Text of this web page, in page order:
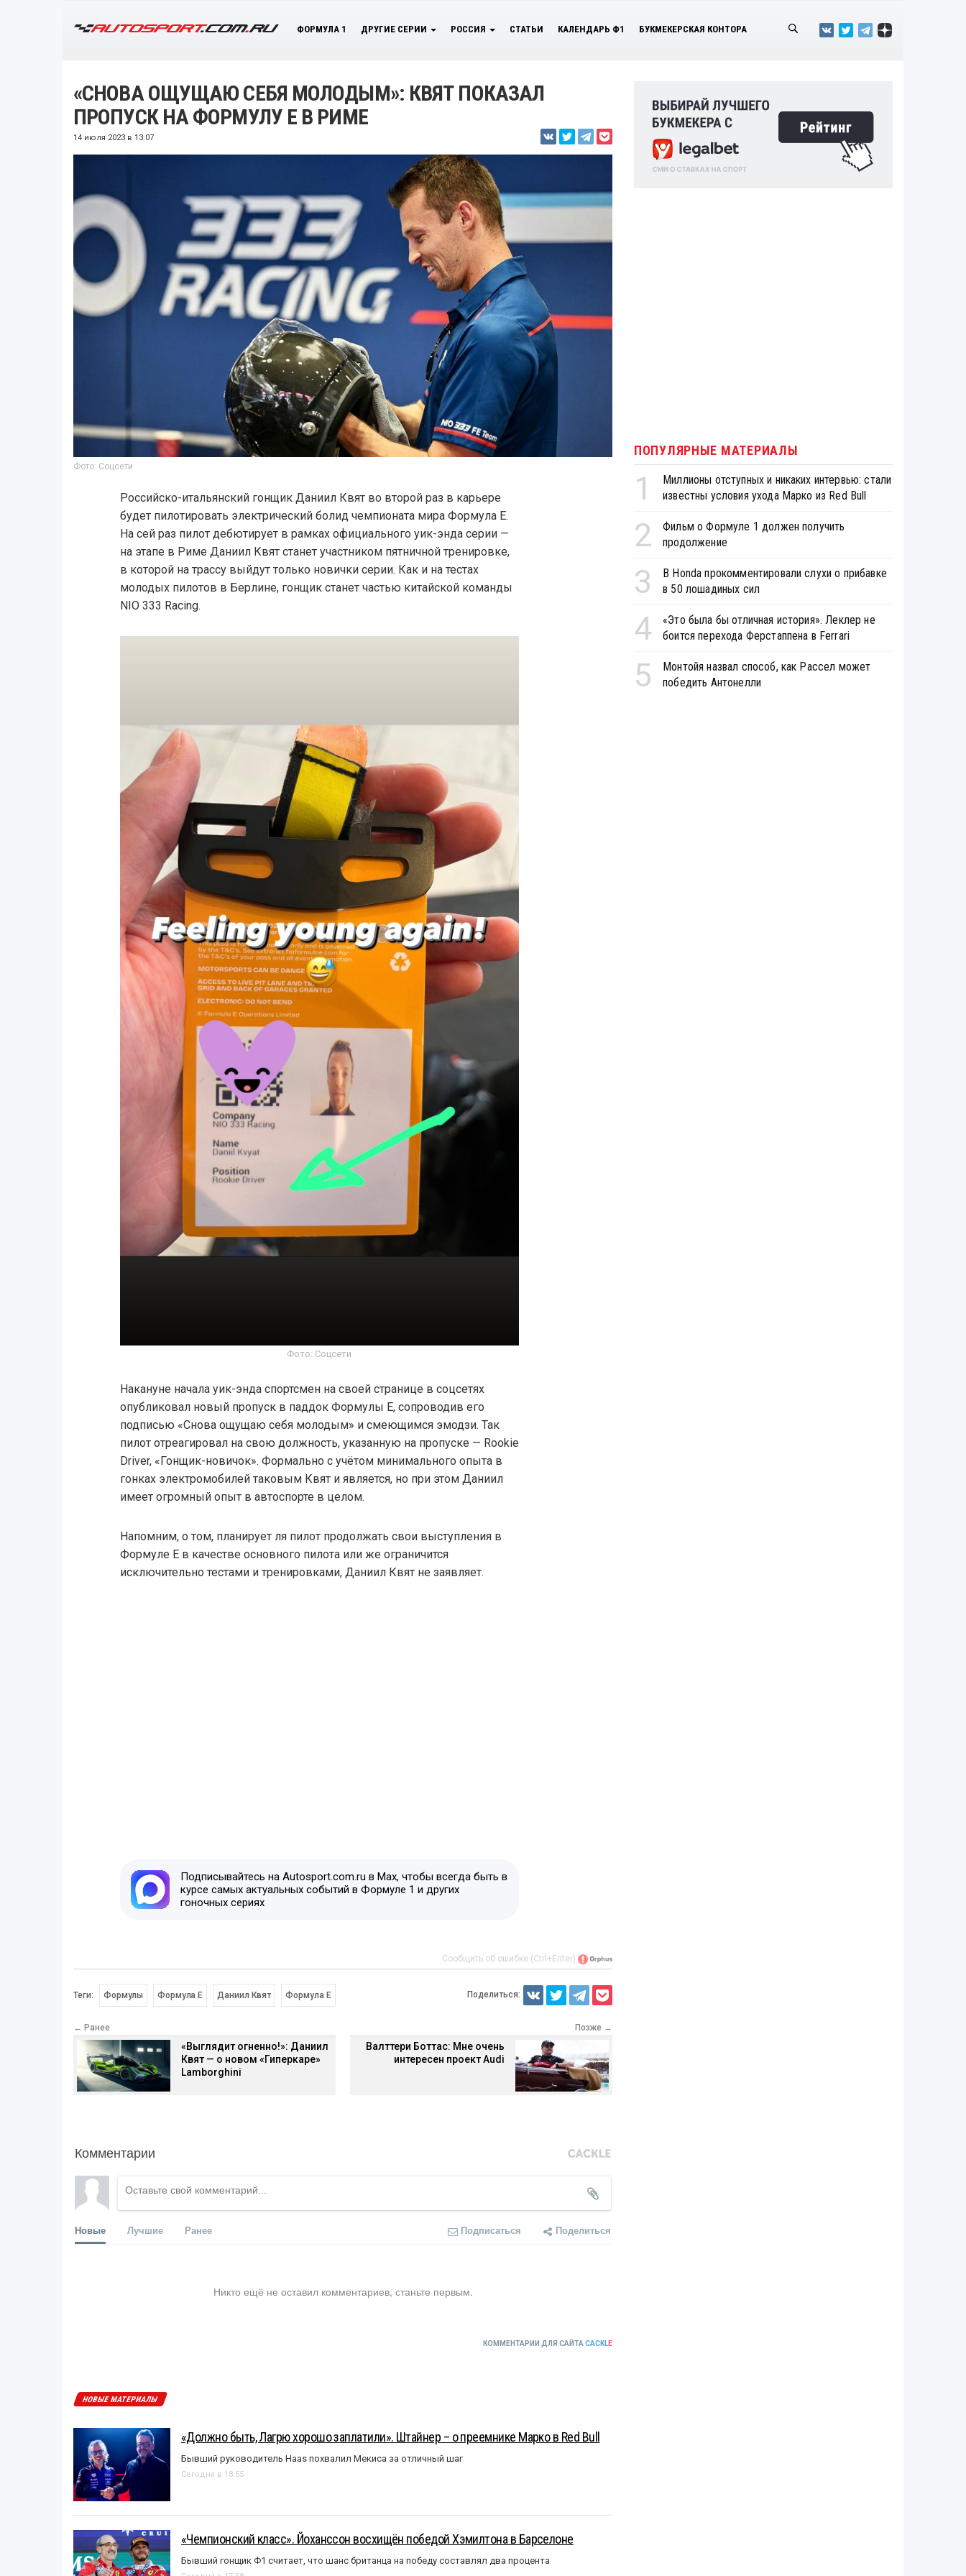
ФОРМУЛА 1 ДРУГИЕ СЕРИИ РОССИЯ СТАТЬИ КАЛЕНДАРЬ Ф1 БУКМЕКЕРСКАЯ КОНТОРА
«СНОВА ОЩУЩАЮ СЕБЯ МОЛОДЫМ»: КВЯТ ПОКАЗАЛ
ПРОПУСК НА ФОРМУЛУ Е В РИМЕ
14 июля 2023 в 13:07
Фото: Соцсети
Российско-итальянский гонщик Даниил Квят во второй раз в карьере
будет пилотировать электрический болид чемпионата мира Формула Е.
На сей раз пилот дебютирует в рамках официального уик-энда серии —
на этапе в Риме Даниил Квят станет участником пятничной тренировке,
в которой на трассу выйдут только новички серии. Как и на тестах
молодых пилотов в Берлине, гонщик станет частью китайской команды
NIO 333 Racing.
Фото: Соцсети
Накануне начала уик-энда спортсмен на своей странице в соцсетях
опубликовал новый пропуск в паддок Формулы Е, сопроводив его
подписью «Снова ощущаю себя молодым» и смеющимся эмодзи. Так
пилот отреагировал на свою должность, указанную на пропуске — Rookie
Driver, «Гонщик-новичок». Формально с учётом минимального опыта в
гонках электромобилей таковым Квят и является, но при этом Даниил
имеет огромный опыт в автоспорте в целом.
Напомним, о том, планирует ля пилот продолжать свои выступления в
Формуле Е в качестве основного пилота или же ограничится
исключительно тестами и тренировками, Даниил Квят не заявляет.
Подписывайтесь на Autosport.com.ru в Max, чтобы всегда быть в
курсе самых актуальных событий в Формуле 1 и других
гоночных сериях
Сообщить об ошибке (Ctrl+Enter)
Теги: Формулы Формула E Даниил Квят Формула Е Поделиться:
← Ранее
«Выглядит огненно!»: Даниил
Квят — о новом «Гиперкаре»
Lamborghini
Позже →
Валттери Боттас: Мне очень
интересен проект Audi
Комментарии
Новые Лучшие Ранее Подписаться Поделиться
Никто ещё не оставил комментариев, станьте первым.
КОММЕНТАРИИ ДЛЯ САЙТАCACKLE
НОВЫЕ МАТЕРИАЛЫ
«Должно быть, Лагрю хорошо заплатили». Штайнер – о преемнике Марко в Red Bull
Бывший руководитель Haas похвалил Мекиса за отличный шаг
Сегодня в 18:55
«Чемпионский класс». Йоханссон восхищён победой Хэмилтона в Барселоне
Бывший гонщик Ф1 считает, что шанс британца на победу составлял два процента
ПОПУЛЯРНЫЕ МАТЕРИАЛЫ
1
Миллионы отступных и никаких интервью: стали
известны условия ухода Марко из Red Bull
2
Фильм о Формуле 1 должен получить
продолжение
3
В Honda прокомментировали слухи о прибавке
в 50 лошадиных сил
4
«Это была бы отличная история». Леклер не
боится перехода Ферстаппена в Ferrari
5
Монтойя назвал способ, как Рассел может
победить Антонелли